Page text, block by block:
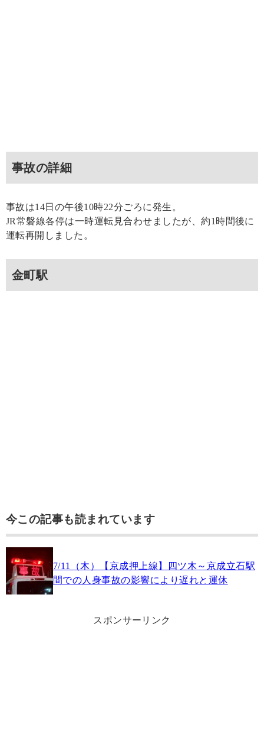
事故の詳細
事故は14日の午後10時22分ごろに発生。
JR常磐線各停は一時運転見合わせましたが、約1時間後に
運転再開しました。
金町駅
今この記事も読まれています
7/11（木）【京成押上線】四ツ木～京成立石駅
間での人身事故の影響により遅れと運休
スポンサーリンク